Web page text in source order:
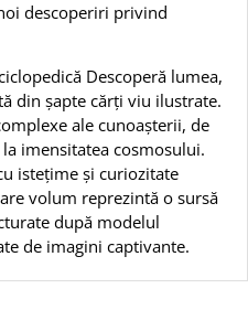
descoperiri privind
Descoperă lumea,
din șapte cărți viu ilustrate.
ale cunoașterii, de
imensitatea cosmosului.
istețime și curiozitate
volum reprezintă o sursă
după modelul
de imagini captivante.